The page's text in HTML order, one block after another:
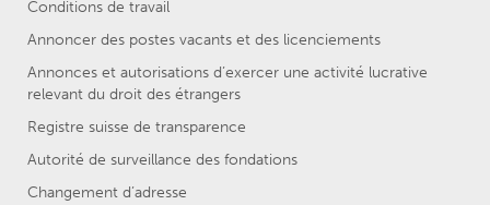
Conditions de travail
Annoncer des postes vacants et des licenciements
Annonces et autorisations d’exercer une activité lucrative
relevant du droit des étrangers
Registre suisse de transparence
Autorité de surveillance des fondations
Changement d’adresse